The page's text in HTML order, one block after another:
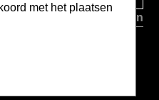
met het plaatsen